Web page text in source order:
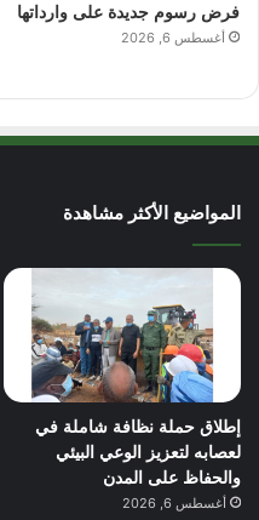
فرض رسوم جديدة على وارداتها
أغسطس 6, 2026
المواضيع الأكثر مشاهدة
إطلاق حملة نظافة شاملة في
لعصابه لتعزيز الوعي البيئي
والحفاظ على المدن
أغسطس 6, 2026